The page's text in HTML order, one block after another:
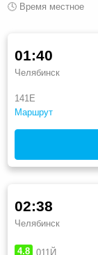
🕓 Время местное
141Е
Маршрут
01:40
Челябинск
4.8 011Й
02:38
Челябинск